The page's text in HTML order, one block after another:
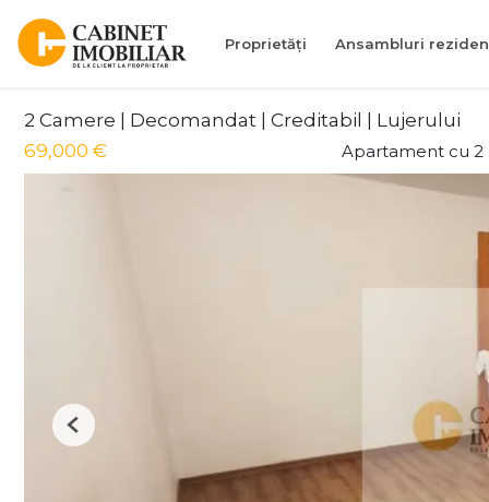
Proprietăți Ansambluri
2 Camere | Decomandat | Creditabil | Lujerului
69,000 €
Apartament cu 2
Previous